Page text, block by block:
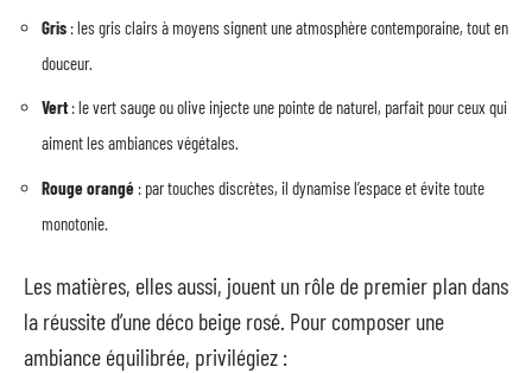
Gris : les gris clairs à moyens signent une atmosphère contemporaine, tout en
douceur.
Vert : le vert sauge ou olive injecte une pointe de naturel, parfait pour ceux qui
aiment les ambiances végétales.
Rouge orangé : par touches discrètes, il dynamise l’espace et évite toute
monotonie.
Les matières, elles aussi, jouent un rôle de premier plan dans
la réussite d’une déco beige rosé. Pour composer une
ambiance équilibrée, privilégiez :